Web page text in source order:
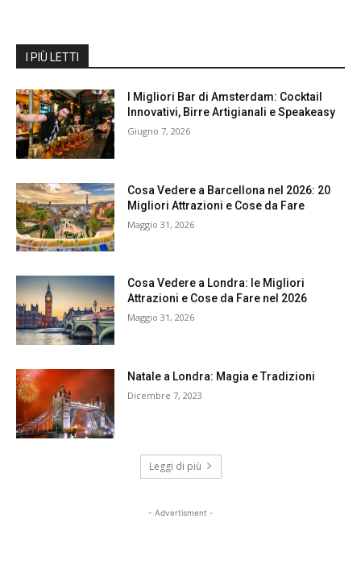
I PIÙ LETTI
I Migliori Bar di Amsterdam: Cocktail
Innovativi, Birre Artigianali e Speakeasy
Giugno 7, 2026
Cosa Vedere a Barcellona nel 2026: 20
Migliori Attrazioni e Cose da Fare
Maggio 31, 2026
Cosa Vedere a Londra: le Migliori
Attrazioni e Cose da Fare nel 2026
Maggio 31, 2026
Natale a Londra: Magia e Tradizioni
Dicembre 7, 2023
Leggi di più
- Advertisment -